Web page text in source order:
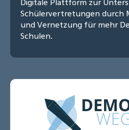
Schülervertretungen durch
und Vernetzung für mehr
Schulen.